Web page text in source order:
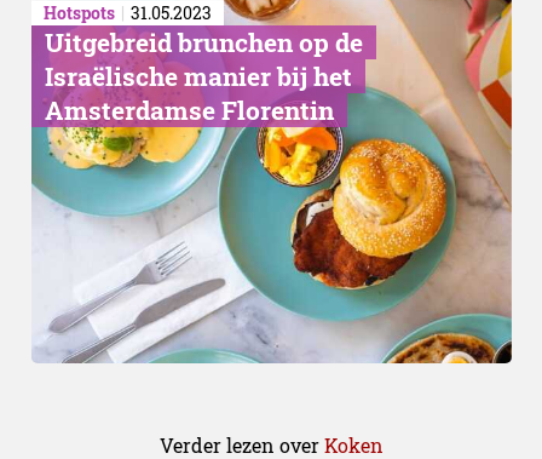
Hotspots 31.05.2023
Uitgebreid brunchen op de
Israëlische manier bij het
Amsterdamse Florentin
Verder lezen overKoken